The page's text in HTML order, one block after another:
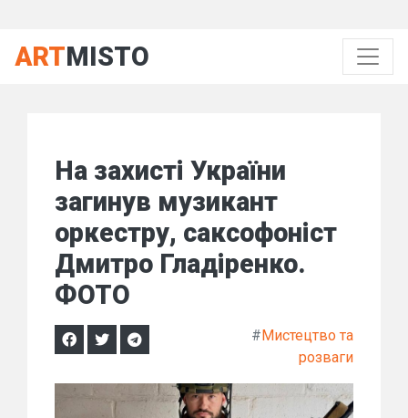
ARTMISTO
На захисті України
загинув музикант
оркестру, саксофоніст
Дмитро Гладіренко.
ФОТО
#Мистецтво та
розваги